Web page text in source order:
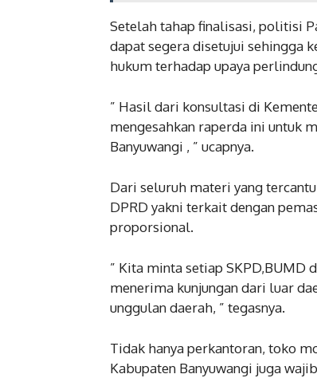
Setelah tahap finalisasi, politisi
dapat segera disetujui sehingga
hukum terhadap upaya
” Hasil dari konsultasi di
mengesahkan raperda ini untuk
Banyuwangi , ” ucapnya.
Dari seluruh materi yang
DPRD yakni terkait dengan
proporsional.
” Kita minta setiap SKPD,BUMD
menerima kunjungan dari luar
unggulan daerah, ” tegasnya.
Tidak hanya perkantoran, toko
Kabupaten Banyuwangi juga